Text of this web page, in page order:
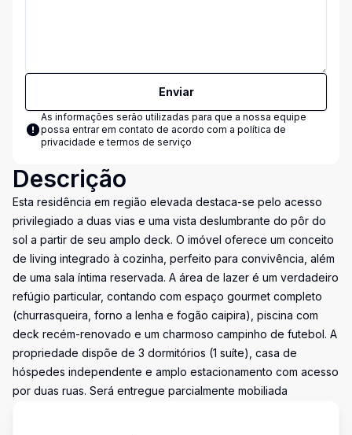
Enviar
As informações serão utilizadas para que a nossa equipe
possa entrar em contato de acordo com a política de
privacidade e termos de serviço
Descrição
Esta residência em região elevada destaca-se pelo acesso
privilegiado a duas vias e uma vista deslumbrante do pôr do
sol a partir de seu amplo deck. O imóvel oferece um conceito
de living integrado à cozinha, perfeito para convivência, além
de uma sala íntima reservada. A área de lazer é um verdadeiro
refúgio particular, contando com espaço gourmet completo
(churrasqueira, forno a lenha e fogão caipira), piscina com
deck recém-renovado e um charmoso campinho de futebol. A
propriedade dispõe de 3 dormitórios (1 suíte), casa de
hóspedes independente e amplo estacionamento com acesso
por duas ruas. Será entregue parcialmente mobiliada